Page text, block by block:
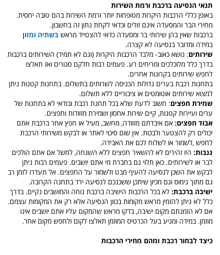
תנאי הנסיעה ברכבת ורמת השירות
באופן כללי הרכבות היקרות מטופחות יותר ורמת השירות בהם טובה יחסית.
מחירי הבר והמסעדה אינם זולים וכדאי לקחת נתון זה בחשבון.
ברכבות שאין בהן שירותי בר ומסעדה כדאי להצטייד מראש בשתיה ומזון
במידה ומדובר בנסיעה לא קצרה.
שירותים: נושא כאוב- מלבד הרכבות היקרות (וגם לא תמיד) השירותים ברכבות
בדרך כלל מלוכלכים ומריחים רע. פעמים רבות חלקם סגורים ואז תאלצו
לחפש שירותים בקרונות אחרים.
בתחנות רכבת בערים גדולות הכניסה לשרותים בתשלום. בתחנות קטנות ניתן
למצוא שירותים אוטומטים או ציבוריים ללא תשלום.
שמירת חפצים: חשוב לדעת שלא בכל תחנת רכבת ובודאי לא בתחנות של
ערים ועיירות קטנות, קיים שירות אחסון ושמירת מזוודות וחפצים.
אבוד חפצים: אם איבדתם מזוודה, מחשב, מעיל או חפץ אחר ברכבת אתם
יכולים רק להצטער ולבכות. אין שום סיכוי לאתר או לבקש משירותי הרכבת
לחפש ,לשמור או לשלוח לכם את האבידה.
גנבות: היו זהירים לא להשאיר חפצים ללא השגחה, למשל אם אתם הולכים
לבר או לשירותים. כאן תלוי גם בחברת מי אתם יושבים. פעמים רבות ניתן
לבקש את השכן לנסיעה להעיף מבט ולשמור על החפצים. אל תעדרו לזמן רב
גם מתוך נימוס וגם מכיון שיתכן ששכנכם לנסיעה ירד בתחנה הקרובה.
ישיבה ברכבת: לא בכל הרכבות הישיבה ברכבת נוחה והמושבים נקיים. בדרך
כלל לא ניתן להזמין מראש מקומות בכוון הנסיעה אלא רק את המקומות עצמם.
אם לא הזמנתם מקום ישיבה, בדקו מראש שהמקום עליו אתם יושבים אינו
מוזמן. במידה ומגיע בעל הכרטיס המוזמן תאלצו לקום ולחפש מקום אחר.
כיצד לבחור רכבת ומהם מחירי הרכבות